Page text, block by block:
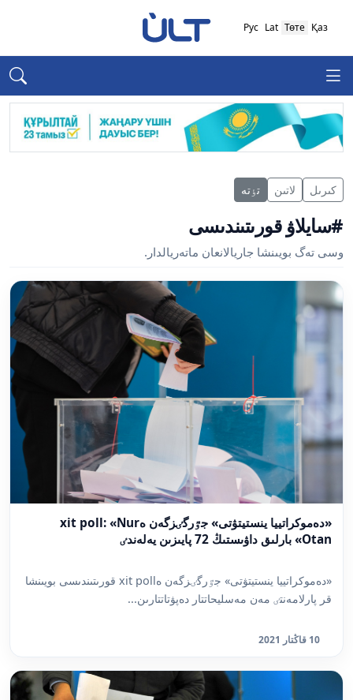
Қаз
Төте
Lat
Рус
كىرىل لاتىن تٶتە
#سايلاۋ قورىتىندىسى
وسى تەگ بويىنشا جاريالانعان ماتەريالدار.
«دەموكراتييا ينستيتۋتى» جٷرگٸزگەن ەxit poll: «Nur
Otan» بارلىق داۋىستىڭ 72 پايىزىن يەلەندٸ
«دەموكراتييا ينستيتۋتى» جٷرگٸزگەن ەxit poll قورىتىندىسى بويىنشا
قر پارلامەنتٸ مەن مەسليحاتتار دەپۋتاتتارىن...
10 قاڭتار 2021